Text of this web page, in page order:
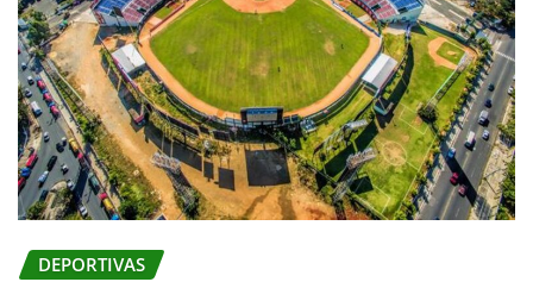
DEPORTIVAS